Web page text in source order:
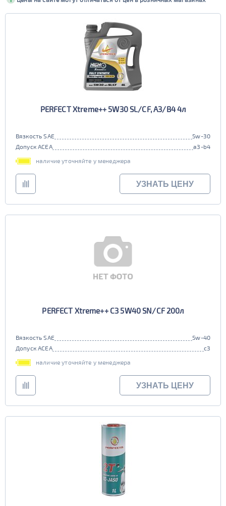
SWD Rheinol
0W-40
15W-40
5W-20
5W-40
A3/B4-12
A5/B5
A5/B5/C2
E7
GF-5
ПОКАЗАТЬ
PERFECT Xtreme++ 5W30 SL/CF, A3/B4 4л
Вязкость SAE
5w-30
Допуск ACEA
a3-b4
наличие уточняйте у менеджера
УЗНАТЬ ЦЕНУ
PERFECT Xtreme++ C3 5W40 SN/CF 200л
Вязкость SAE
5w-40
Допуск ACEA
c3
наличие уточняйте у менеджера
УЗНАТЬ ЦЕНУ